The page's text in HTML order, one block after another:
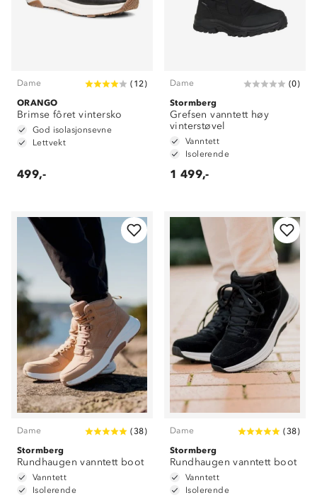
Dame ( 12)
ORANGO
Brimse fôret vintersko
God isolasjonsevne
Lettvekt
499,-
Dame (0)
Stormberg
Grefsen vanntett høy
vinterstøvel
Vanntett
Isolerende
1 499,-
Dame (38)
Stormberg
Rundhaugen vanntett boot
Vanntett
Isolerende
Dame (38)
Stormberg
Rundhaugen vanntett boot
Vanntett
Isolerende